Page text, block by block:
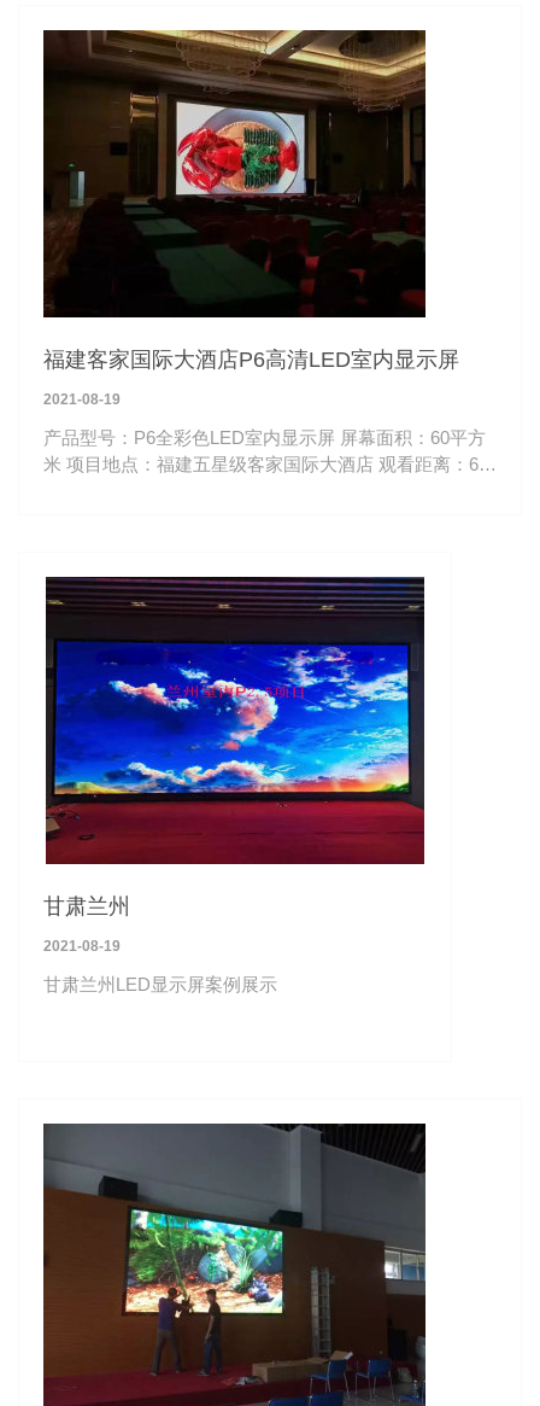
福建客家国际大酒店P6高清LED室内显示屏
2021-08-19
产品型号：P6全彩色LED室内显示屏 屏幕面积：60平方
米 项目地点：福建五星级客家国际大酒店 观看距离：6-
甘肃兰州
2021-08-19
甘肃兰州LED显示屏案例展示